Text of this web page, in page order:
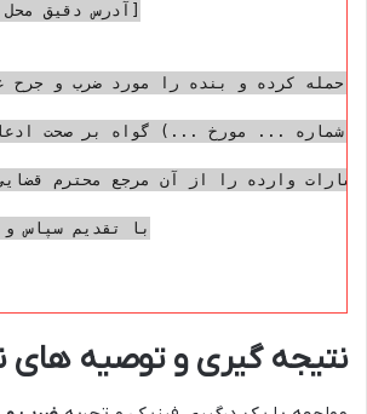
حمله کرده و بنده را مورد ضرب و جرح
(به شماره ... مورخ ...) گواه بر صحت
وارده را از آن مرجع محترم
با تقدیم سپاس
نتیجه گیری و توصیه های